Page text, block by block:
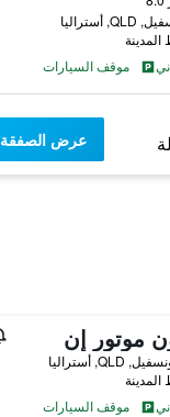
موقف السيارات
عرض الصفقة
موتور إن
موقف السيارات